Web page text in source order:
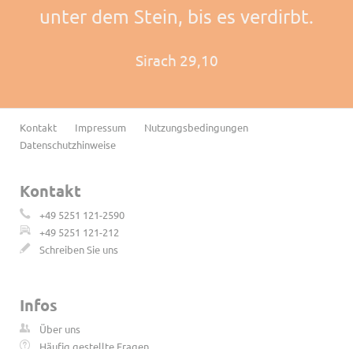
unter dem Stein, bis es verdirbt.
Sirach 29,10
Navigation
überspringen
Kontakt Impressum
Nutzungsbedingungen
Datenschutzhinweise
Kontakt
+49 5251 121-2590
+49 5251 121-212
Schreiben Sie uns
Infos
Über uns
Häufig gestellte Fragen